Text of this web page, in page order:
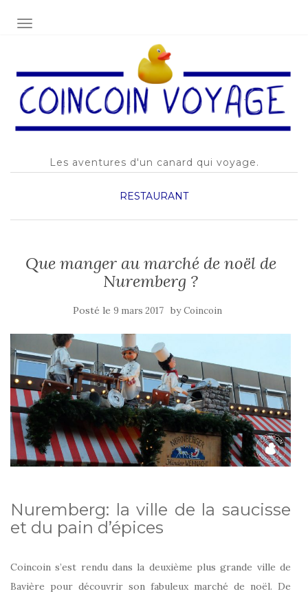
AFFICHER/MASQUER LA NAVIGATION
Les aventures d'un canard qui voyage.
RESTAURANT
Que manger au marché de noël de
Nuremberg ?
Posté le 9 mars 2017 byCoincoin
Nuremberg: la ville de la saucisse
et du pain d’épices
Coincoin s’est rendu dans la deuxième plus grande ville de
Bavière pour découvrir son fabuleux marché de noël. De